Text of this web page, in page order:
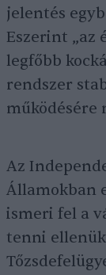
jelentés
Eszerint „az
legfőbb
rendszer
működésére
Az
Államokban
ismeri fel a
tenni